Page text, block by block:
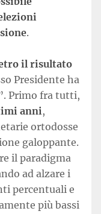
.
il risultato
Presidente ha
Primo fra tutti,
anni,
ortodosse
galoppante.
il paradigma
ad alzare i
percentuali e
più bassi